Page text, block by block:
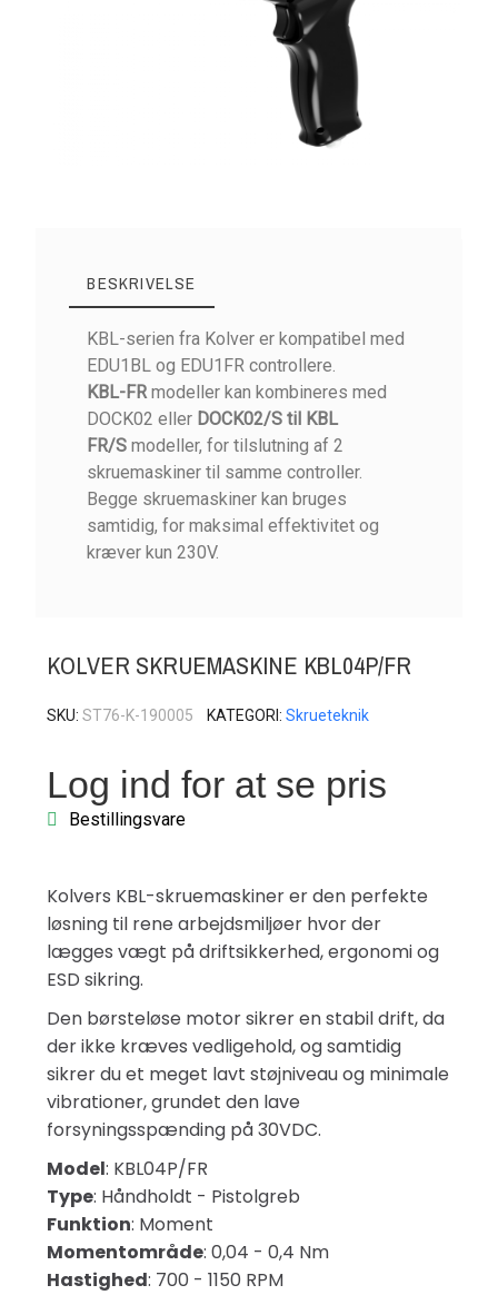
BESKRIVELSE
KBL-serien fra Kolver er kompatibel med
EDU1BL og EDU1FR controllere.
KBL-FRmodeller kan kombineres med
DOCK02 eller DOCK02/S til KBL
FR/S modeller, for tilslutning af 2
skruemaskiner til samme controller.
Begge skruemaskiner kan bruges
samtidig, for maksimal effektivitet og
kræver kun 230V.
KOLVER SKRUEMASKINE KBL04P/FR
SKU ST76-K-190005 KATEGORI Skrueteknik
Log ind for at se pris
Bestillingsvare
Kolvers KBL-skruemaskiner er den perfekte
løsning til rene arbejdsmiljøer hvor der
lægges vægt på driftsikkerhed, ergonomi og
ESD sikring.
Den børsteløse motor sikrer en stabil drift, da
der ikke kræves vedligehold, og samtidig
sikrer du et meget lavt støjniveau og minimale
vibrationer, grundet den lave
forsyningsspænding på 30VDC.
Model: KBL04P/FR
Type: Håndholdt - Pistolgreb
Funktion: Moment
Momentområde: 0,04 - 0,4 Nm
Hastighed: 700 - 1150 RPM